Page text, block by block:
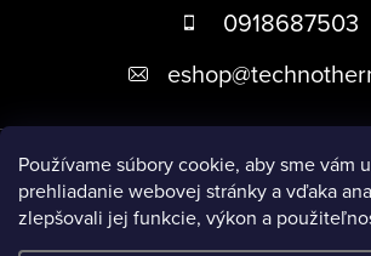
Používame súbory cookie, aby sme vám
prehliadanie webovej stránky a vďaka
zlepšovali jej funkcie, výkon a
i
0918687503
eshop@
Informácie
Prijímame online platby